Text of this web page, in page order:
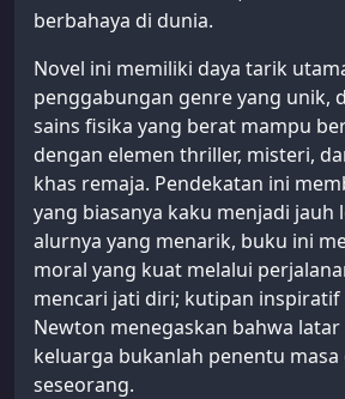
berbahaya di dunia.
Novel ini memiliki daya tarik
penggabungan genre yang unik,
sains fisika yang berat mampu
dengan elemen thriller, misteri,
khas remaja. Pendekatan ini
yang biasanya kaku menjadi jauh
alurnya yang menarik, buku ini
moral yang kuat melalui
mencari jati diri; kutipan inspiratif
Newton menegaskan bahwa
keluarga bukanlah penentu masa
seseorang.